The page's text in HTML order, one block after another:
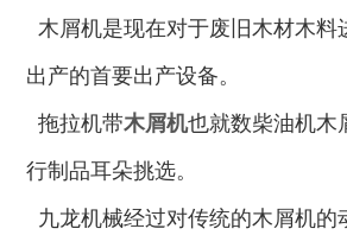
木屑机是现在对于废旧木材木
出产的首要出产设备。
拖拉机带木屑机也就数柴油机木
行制品耳朵挑选。
九龙机械经过对传统的木屑机
鼓式削片机